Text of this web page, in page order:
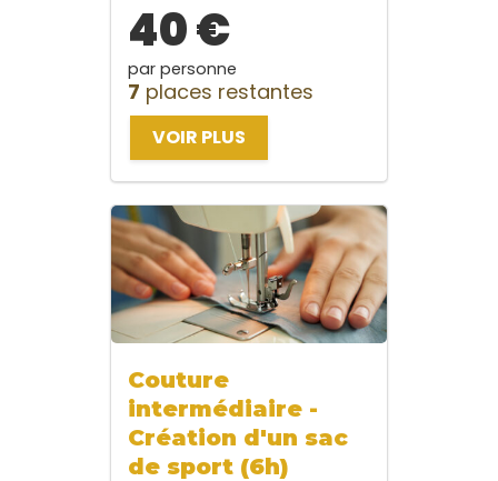
40 €
par personne
7 places restantes
VOIR PLUS
Couture
intermédiaire -
Création d'un sac
de sport (6h)